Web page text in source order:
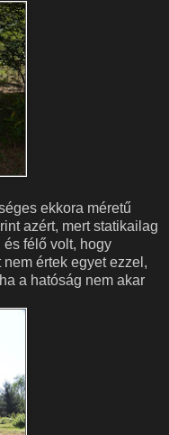
ekkora méretű
azért, mert statikailag
félő volt, hogy
értek egyet ezzel,
a hatóság nem akar